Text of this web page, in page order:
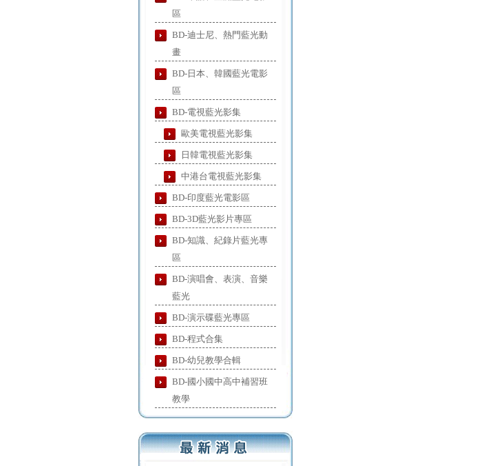
區
BD-迪士尼、熱門藍光動
畫
BD-日本、韓國藍光電影
區
BD-電視藍光影集
歐美電視藍光影集
日韓電視藍光影集
中港台電視藍光影集
BD-印度藍光電影區
BD-3D藍光影片專區
BD-知識、紀錄片藍光專
區
BD-演唱會、表演、音樂
藍光
BD-演示碟藍光專區
BD-程式合集
BD-幼兒教學合輯
BD-國小國中高中補習班
教學